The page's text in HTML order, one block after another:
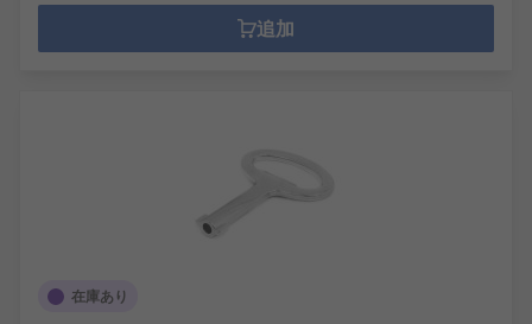
追加
在庫あり